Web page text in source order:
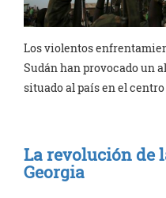
Los violentos
Sudán han provocado un
situado al país en el
La revolución de
Georgia